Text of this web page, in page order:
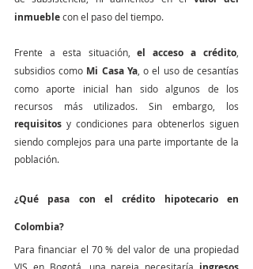
inmueble con el paso del tiempo.
Frente a esta situación, el acceso a crédito
subsidios como Mi Casa Ya, o el uso de cesantías
como aporte inicial han sido algunos de los
requisitos y condiciones para obtenerlos siguen
siendo complejos para una parte importante de la
población.
¿Qué pasa con el crédito hipotecario en
Colombia?
Para financiar el 70 % del valor de una propiedad